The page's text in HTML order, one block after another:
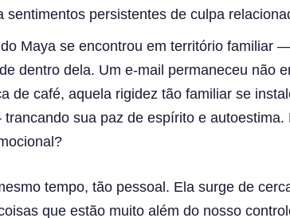
persistentes de culpa
Maya se encontrou em território familiar
dentro dela. Um e-mail permaneceu não
de café, aquela rigidez tão familiar se
sua paz de espírito e
tempo, tão pessoal. Ela surge de
que estão muito além do nosso